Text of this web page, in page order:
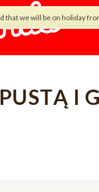
that we will be on holiday
I